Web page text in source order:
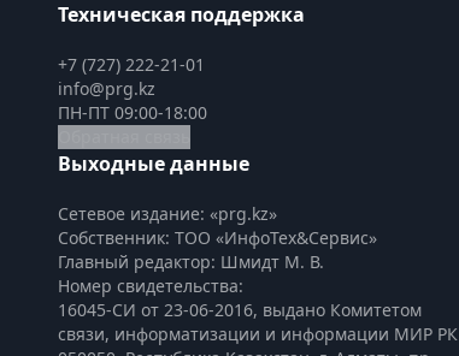
Техническая поддержка
+7 (727) 222-21-01
info@prg.kz
ПН-ПТ 09:00-18:00
Выходные данные
Сетевое издание: «prg.kz»
Собственник: ТОО «ИнфоТех&Сервис»
Главный редактор: Шмидт М. В.
Номер свидетельства:
16045-СИ от 23-06-2016, выдано Комитетом
связи, информатизации и информации МИР РК